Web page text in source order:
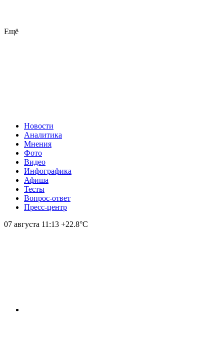
Ещё
Новости
Аналитика
Мнения
Фото
Видео
Инфографика
Афиша
Тесты
Вопрос-ответ
Пресс-центр
07 августа 11:13 +22.8°С